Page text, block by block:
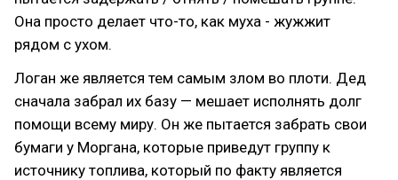
Она просто делает что-то, как муха - жужжит
рядом с ухом.
Логан же является тем самым злом во плоти. Дед
сначала забрал их базу — мешает исполнять долг
помощи всему миру. Он же пытается забрать свои
бумаги у Моргана, которые приведут группу к
источнику топлива, который по факту является